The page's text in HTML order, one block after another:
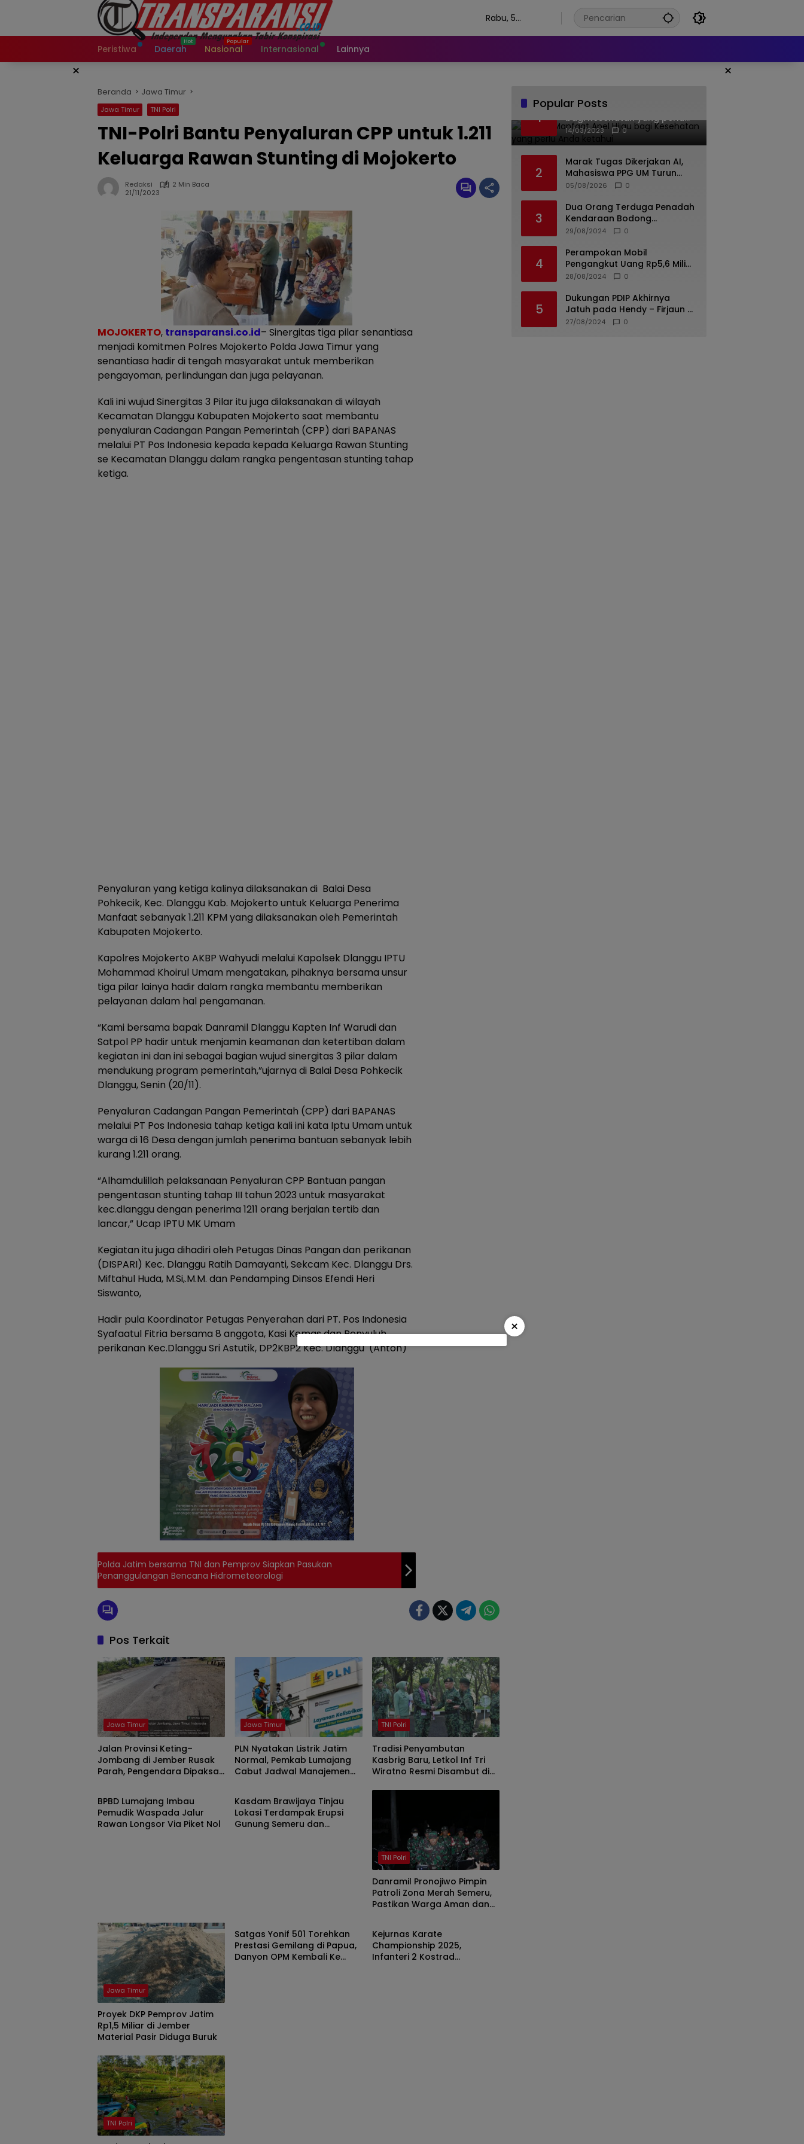
Rabu, 5
Peristiwa
Daerah Nasional Internasional Lainnya
× ×
Beranda Jawa Timur
Jawa Timur TNI Polri
TNI-Polri Bantu Penyaluran CPP untuk 1.211
Keluarga Rawan Stunting di Mojokerto
Redaksi
2 Min Baca
21/11/2023
MOJOKERTO, transparansi.co.id– Sinergitas tiga pilar senantiasa
menjadi komitmen Polres Mojokerto Polda Jawa Timur yang
senantiasa hadir di tengah masyarakat untuk memberikan
pengayoman, perlindungan dan juga pelayanan.
Kali ini wujud Sinergitas 3 Pilar itu juga dilaksanakan di wilayah
Kecamatan Dlanggu Kabupaten Mojokerto saat membantu
penyaluran Cadangan Pangan Pemerintah (CPP) dari BAPANAS
melalui PT Pos Indonesia kepada kepada Keluarga Rawan Stunting
se Kecamatan Dlanggu dalam rangka pengentasan stunting tahap
ketiga.
Penyaluran yang ketiga kalinya dilaksanakan di Balai Desa
Pohkecik, Kec. Dlanggu Kab. Mojokerto untuk Keluarga Penerima
Manfaat sebanyak 1.211 KPM yang dilaksanakan oleh Pemerintah
Kabupaten Mojokerto.
Kapolres Mojokerto AKBP Wahyudi melalui Kapolsek Dlanggu IPTU
Mohammad Khoirul Umam mengatakan, pihaknya bersama unsur
tiga pilar lainya hadir dalam rangka membantu memberikan
pelayanan dalam hal pengamanan.
“Kami bersama bapak Danramil Dlanggu Kapten Inf Warudi dan
Satpol PP hadir untuk menjamin keamanan dan ketertiban dalam
kegiatan ini dan ini sebagai bagian wujud sinergitas 3 pilar dalam
mendukung program pemerintah,”ujarnya di Balai Desa Pohkecik
Dlanggu, Senin (20/11).
Penyaluran Cadangan Pangan Pemerintah (CPP) dari BAPANAS
melalui PT Pos Indonesia tahap ketiga kali ini kata Iptu Umam untuk
warga di 16 Desa dengan jumlah penerima bantuan sebanyak lebih
kurang 1.211 orang.
“Alhamdulillah pelaksanaan Penyaluran CPP Bantuan pangan
pengentasan stunting tahap III tahun 2023 untuk masyarakat
kec.dlanggu dengan penerima 1211 orang berjalan tertib dan
lancar,” Ucap IPTU MK Umam
Kegiatan itu juga dihadiri oleh Petugas Dinas Pangan dan perikanan
(DISPARI) Kec. Dlanggu Ratih Damayanti, Sekcam Kec. Dlanggu Drs.
Miftahul Huda, M.Si,.M.M. dan Pendamping Dinsos Efendi Heri
Siswanto,
Hadir pula Koordinator Petugas Penyerahan dari PT. Pos Indonesia
Syafaatul Fitria bersama 8 anggota, Kasi Kemas dan Penyuluh
perikanan Kec.Dlanggu Sri Astutik, DP2KBP2 Kec. Dlanggu (Anton)
Polda Jatim bersama TNI dan Pemprov Siapkan Pasukan
Penanggulangan Bencana Hidrometeorologi
Pos Terkait
Jawa Timur
Jalan Provinsi Keting–
Jombang di Jember Rusak
Parah, Pengendara Dipaksa
Jawa Timur
PLN Nyatakan Listrik Jatim
Normal, Pemkab Lumajang
Cabut Jadwal Manajemen
TNI Polri
Tradisi Penyambutan
Kasbrig Baru, Letkol Inf Tri
Wiratno Resmi Disambut di
Jawa Timur
BPBD Lumajang Imbau
Pemudik Waspada Jalur
Rawan Longsor Via Piket Nol
TNI Polri
Kasdam Brawijaya Tinjau
Lokasi Terdampak Erupsi
Gunung Semeru dan
TNI Polri
Danramil Pronojiwo Pimpin
Patroli Zona Merah Semeru,
Pastikan Warga Aman dan
Jawa Timur
Proyek DKP Pemprov Jatim
Rp1,5 Miliar di Jember
Material Pasir Diduga Buruk
Satgas Yonif 501 Torehkan
Prestasi Gemilang di Papua,
Danyon OPM Kembali Ke
TNI Polri
Kejurnas Karate
Championship 2025,
Infanteri 2 Kostrad
TNI Polri
Popular Posts
1
Banyak Manfaat Apel Hijau
bagi Kesehatan yang perlu
Anda ketahui
14/03/2023 0
2
Marak Tugas Dikerjakan AI,
Mahasiswa PPG UM Turun
Tangan Latih Literasi Digital di
05/08/2026 0
3
Dua Orang Terduga Penadah
Kendaraan Bodong
Ditangkap Polda Jateng, 19
29/08/2024 0
4
Perampokan Mobil
Pengangkut Uang Rp5,6 Miliar
di Padang Diungkap, Dua dari
Oknum Polisi
28/08/2024 0
5
Dukungan PDIP Akhirnya
Jatuh pada Hendy – Firjaun di
Pilkada Jember 2024
27/08/2024 0
×